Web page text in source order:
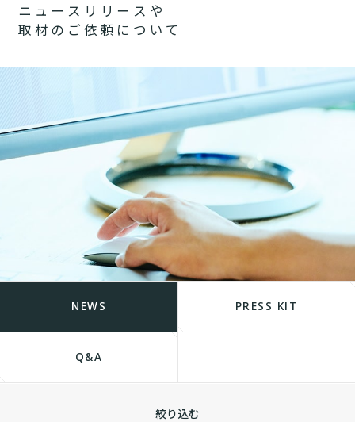
ニ ュ ー ス リ リ ー ス や
取 材 の ご 依 頼 に つ い て
NEWS PRESS KIT
Q&A
絞り込む